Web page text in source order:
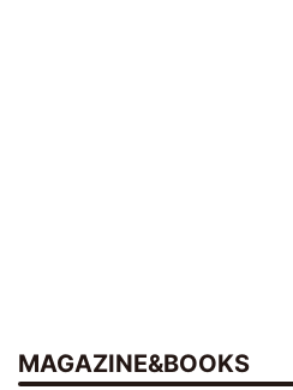
MAGAZINE&BOOKS